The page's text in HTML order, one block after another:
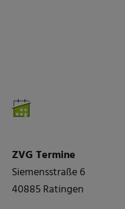
ZVG Termine
Siemensstraße 6
40885 Ratingen